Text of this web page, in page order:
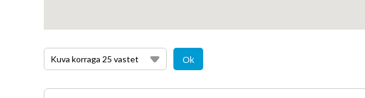
Kuva korraga 25 vastet